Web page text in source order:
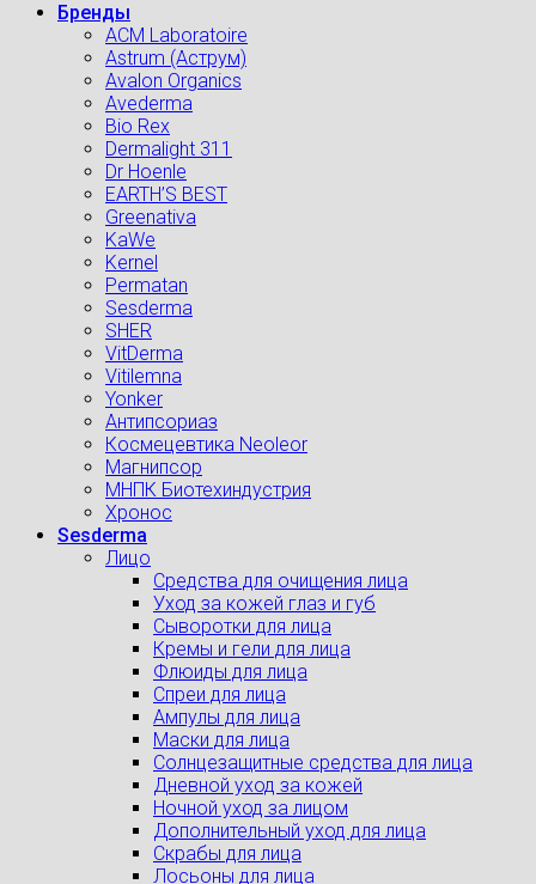
Бренды
ACM Laboratoire
Astrum (Аструм)
Avalon Organics
Avederma
Bio Rex
Dermalight 311
Dr Hoenle
EARTH’S BEST
Greenativa
KaWe
Kernel
Permatan
Sesderma
SHER
VitDerma
Vitilemna
Yonker
Антипсориаз
Космецевтика Neoleor
Магнипсор
МНПК Биотехиндустрия
Хронос
Sesderma
Лицо
Средства для очищения лица
Уход за кожей глаз и губ
Сыворотки для лица
Кремы и гели для лица
Флюиды для лица
Спреи для лица
Ампулы для лица
Маски для лица
Солнцезащитные средства для лица
Дневной уход за кожей
Ночной уход за лицом
Дополнительный уход для лица
Скрабы для лица
Лосьоны для лица